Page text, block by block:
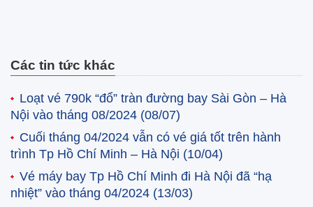
Các tin tức khác
Loạt vé 790k “đổ” tràn đường bay Sài Gòn – Hà
Nội vào tháng 08/2024 (08/07)
Cuối tháng 04/2024 vẫn có vé giá tốt trên hành
trình Tp Hồ Chí Minh – Hà Nội (10/04)
Vé máy bay Tp Hồ Chí Minh đi Hà Nội đã “hạ
nhiệt” vào tháng 04/2024 (13/03)